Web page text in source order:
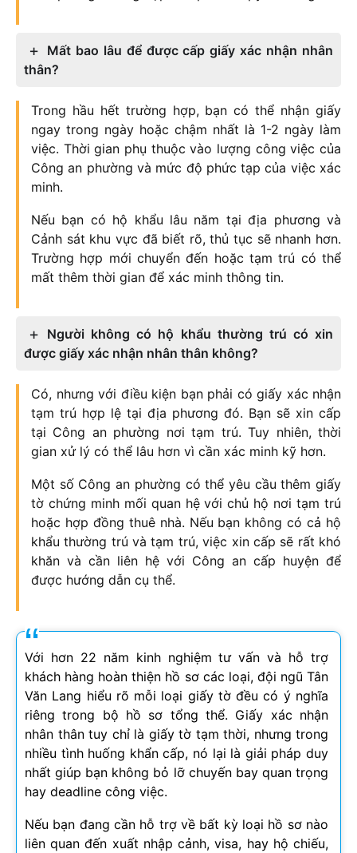
Mất bao lâu để được cấp giấy xác nhận nhân
thân?
Trong hầu hết trường hợp, bạn có thể nhận giấy
ngay trong ngày hoặc chậm nhất là 1-2 ngày làm
việc. Thời gian phụ thuộc vào lượng công việc của
Công an phường và mức độ phức tạp của việc xác
minh.
Nếu bạn có hộ khẩu lâu năm tại địa phương và
Cảnh sát khu vực đã biết rõ, thủ tục sẽ nhanh hơn.
Trường hợp mới chuyển đến hoặc tạm trú có thể
mất thêm thời gian để xác minh thông tin.
Người không có hộ khẩu thường trú có xin
được giấy xác nhận nhân thân không?
Có, nhưng với điều kiện bạn phải có giấy xác nhận
tạm trú hợp lệ tại địa phương đó. Bạn sẽ xin cấp
tại Công an phường nơi tạm trú. Tuy nhiên, thời
gian xử lý có thể lâu hơn vì cần xác minh kỹ hơn.
Một số Công an phường có thể yêu cầu thêm giấy
tờ chứng minh mối quan hệ với chủ hộ nơi tạm trú
hoặc hợp đồng thuê nhà. Nếu bạn không có cả hộ
khẩu thường trú và tạm trú, việc xin cấp sẽ rất khó
khăn và cần liên hệ với Công an cấp huyện để
được hướng dẫn cụ thể.
Với hơn 22 năm kinh nghiệm tư vấn và hỗ trợ
khách hàng hoàn thiện hồ sơ các loại, đội ngũ Tân
Văn Lang hiểu rõ mỗi loại giấy tờ đều có ý nghĩa
riêng trong bộ hồ sơ tổng thể. Giấy xác nhận
nhân thân tuy chỉ là giấy tờ tạm thời, nhưng trong
nhiều tình huống khẩn cấp, nó lại là giải pháp duy
nhất giúp bạn không bỏ lỡ chuyến bay quan trọng
hay deadline công việc.
Nếu bạn đang cần hỗ trợ về bất kỳ loại hồ sơ nào
liên quan đến xuất nhập cảnh, visa, hay hộ chiếu,